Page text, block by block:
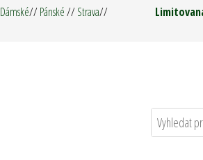
Dámské//Pánské//Strava//